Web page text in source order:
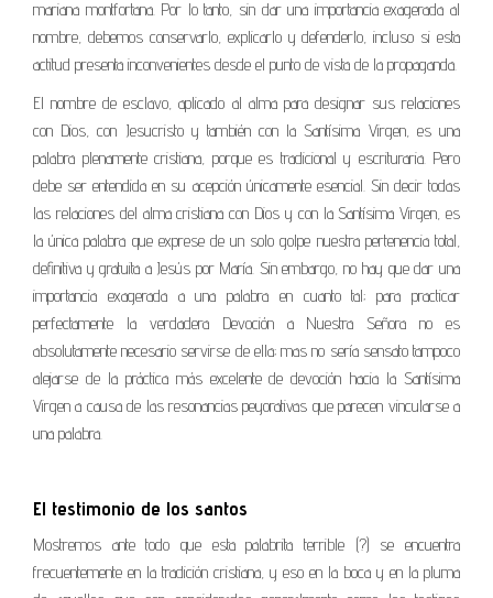
mariana montfortana. Por lo tanto, sin dar una importancia exagerada al
nombre, debemos conservarlo, explicarlo y defenderlo, incluso si esta
actitud presenta inconvenientes desde el punto de vista de la propaganda.
El nombre de esclavo, aplicado al alma para designar sus relaciones
con Dios, con Jesucristo y también con la Santísima Virgen, es una
palabra plenamente cristiana, porque es tradicional y escri­turaria. Pero
debe ser entendida en su acepción únicamente esencial. Sin decir todas
las relaciones del alma cristiana con Dios y con la Santísima Virgen, es
la única palabra que exprese de un solo golpe nuestra pertenencia total,
definitiva y gratuita a Jesús por María. Sin embargo, no hay que dar una
importancia exagerada a una palabra en cuanto tal; para practicar
perfectamente la verdadera Devoción a Nuestra Señora no es
absolutamente necesario servirse de ella; mas no sería sensato tampoco
alejarse de la práctica más excelente de devoción hacia la Santísima
Virgen a causa de las resonancias peyorativas que parecen vincularse a
una palabra.
El testimonio de los santos
Mostremos ante todo que esta palabrita terrible (?) se encuentra
frecuentemente en la tradición cristiana, y eso en la boca y en la pluma